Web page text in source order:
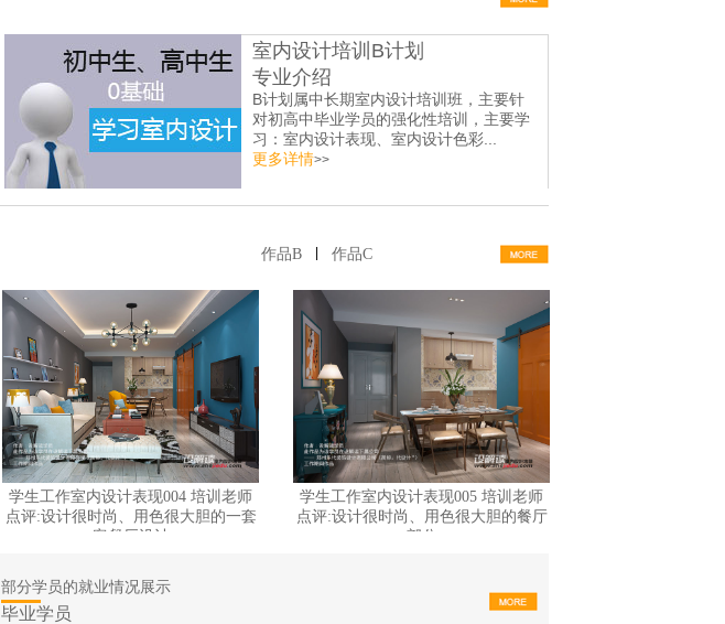
室内设计培训B计划
专业介绍
B计划属中长期室内设计培训班，主要针
对初高中毕业学员的强化性培训，主要学
习：室内设计表现、室内设计色彩...
更多详情>>
作品B 作品C
学生工作室内设计表现004 培训老师
点评:设计很时尚、用色很大胆的一套
客餐厅设计
学生工作室内设计表现005 培训老师
点评:设计很时尚、用色很大胆的餐厅
部分
部分学员的就业情况展示
毕业学员